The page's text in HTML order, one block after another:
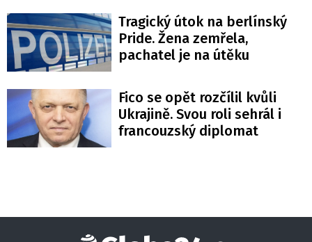
Tragický útok na berlínský
Pride. Žena zemřela,
pachatel je na útěku
Fico se opět rozčílil kvůli
Ukrajině. Svou roli sehrál i
francouzský diplomat